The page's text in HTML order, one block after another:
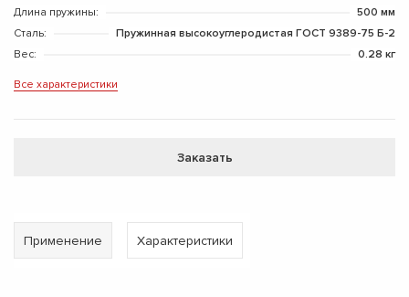
Длина пружины:
500 мм
Сталь:
Пружинная высокоуглеродистая ГОСТ 9389-75 Б-2
Вес:
0.28 кг
Все характеристики
Заказать
Применение Характеристики